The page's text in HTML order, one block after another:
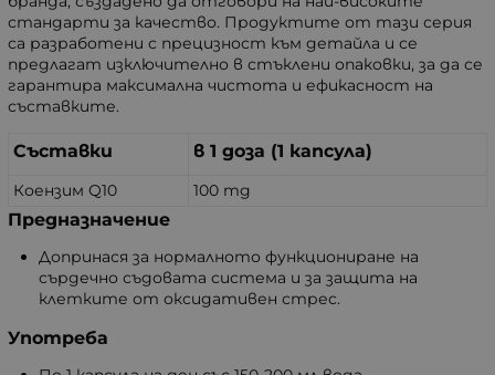
стандарти за качество. Продуктите от тази серия
са разработени с прецизност към детайла и се
предлагат изключително в стъклени опаковки, за да се
гарантира максимална чистота и ефикасност на
съставките.
Съставки в 1 доза (1 капсула)
Коензим Q10 100 mg
Предназначение
Допринася за нормалното функциониране на
сърдечно съдовата система и за защита на
клетките от оксидативен стрес.
Употреба